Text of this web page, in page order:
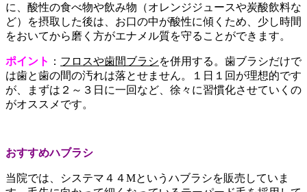
に、酸性の食べ物や飲み物（オレンジジュースや炭酸飲料な
ど）を摂取した後は、お口の中が酸性に傾くため、少し時間
をおいてから磨く方がエナメル質を守ることができます。
ポイント ： フロスや歯間ブラシを併用する。歯ブラシだけで
は歯と歯の間の汚れは落とせません。１日１回が理想的です
が、まずは２～３日に一回など、徐々に習慣化させていくの
がオススメです。
おすすめハブラシ
当院では、システマ４４Mというハブラシを販売していま